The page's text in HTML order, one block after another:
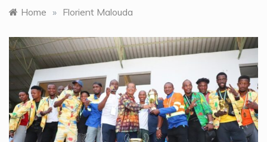
Home » Florient Malouda